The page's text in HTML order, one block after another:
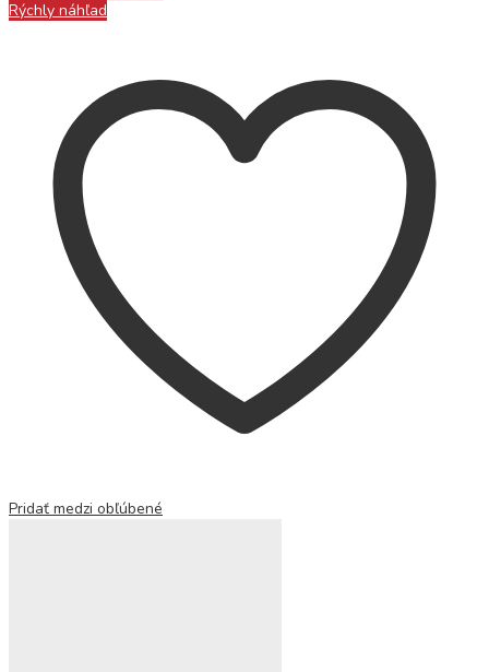
Rýchly náhľad
Pridať medzi obľúbené